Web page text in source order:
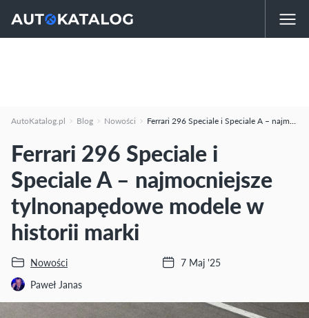
AutoKatalog.pl Blog Nowości Ferrari 296 Speciale i Speciale A – najmocniejsze tylnonapędowe modele w historii marki
Ferrari 296 Speciale i
Speciale A – najmocniejsze
tylnonapędowe modele w
historii marki
Nowości
Paweł Janas
7 Maj '25